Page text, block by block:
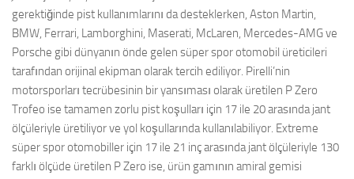
gerektiğinde pist kullanımlarını da desteklerken, Aston Martin,
BMW, Ferrari, Lamborghini, Maserati, McLaren, Mercedes-AMG ve
Porsche gibi dünyanın önde gelen süper spor otomobil üreticileri
tarafından orijinal ekipman olarak tercih ediliyor. Pirelli’nin
motorsporları tecrübesinin bir yansıması olarak üretilen P Zero
Trofeo ise tamamen zorlu pist koşulları için 17 ile 20 arasında jant
ölçüleriyle üretiliyor ve yol koşullarında kullanılabiliyor. Extreme
süper spor otomobiller için 17 ile 21 inç arasında jant ölçüleriyle 130
farklı ölçüde üretilen P Zero ise, ürün gamının amiral gemisi